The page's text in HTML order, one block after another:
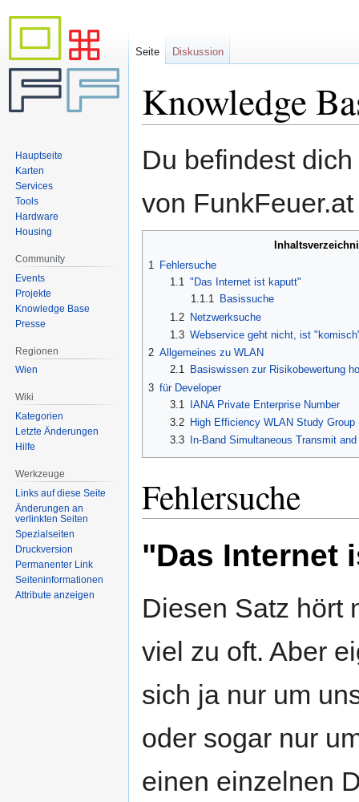
Knowledge
Navigation
Suche
Du befindest
von FunkFeuer.at
1 Fehlersuche
1.1 "Das Internet ist kaputt"
1.1.1 Basissuche
1.2
Netzwerksuche
1.3 Webservice geht nicht, ist
2 Allgemeines zu WLAN
2.1
Basiswissen zur Risikobewertung
3 für Developer
3.1
IANA Private Enterprise Number
3.2
High Efficiency WLAN Study Group
3.3
In-Band Simultaneous Transmit
Fehlersuche
"Das Internet
Diesen Satz hört
viel zu oft. Aber
sich ja nur um
oder sogar nur
einen einzelnen
Seite Diskussion
Hauptseite
Karten
Services
Tools
Hardware
Housing
Community
Events
Projekte
Knowledge Base
Presse
Regionen
Wien
Wiki
Kategorien
Letzte Änderungen
Hilfe
Werkzeuge
Links auf diese Seite
Änderungen an
verlinkten Seiten
Spezialseiten
Druckversion
Permanenter Link
Seiten­informationen
Attribute anzeigen